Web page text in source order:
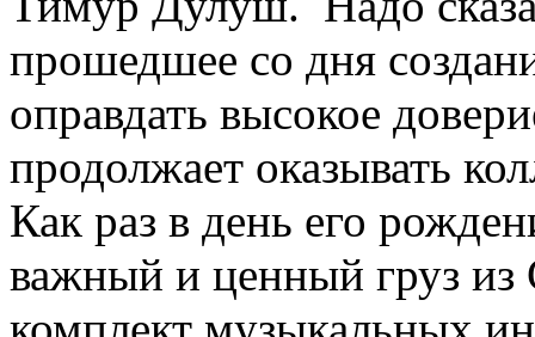
прошедшее со дня
оправдать высокое
продолжает оказывать
Как раз в день его
важный и ценный груз из